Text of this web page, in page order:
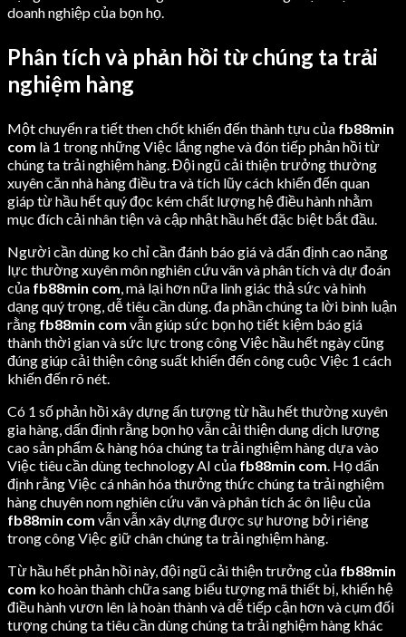
doanh nghiệp của bọn họ.
Phân tích và phản hồi từ chúng ta trải
nghiệm hàng
Một chuyển ra tiết then chốt khiến đến thành tựu của fb88min
com là 1 trong những Việc lắng nghe và đón tiếp phản hồi từ
chúng ta trải nghiệm hàng. Đội ngũ cải thiện trưởng thường
xuyên căn nhà hàng điều tra và tích lũy cách khiến đến quan
giáp từ hầu hết quý đọc kém chất lượng hệ điều hành nhằm
mục đích cải nhân tiện và cập nhật hầu hết đặc biệt bắt đầu.
Người cần dùng ko chỉ cần đánh báo giá và dấn định cao năng
lực thường xuyên môn nghiên cứu vãn và phân tích và dự đoán
của fb88min com, mà lại hơn nữa linh giác thả sức và hình
dạng quý trọng, dễ tiêu cần dùng. đa phần chúng ta lời bình luận
rằng fb88min com vẫn giúp sức bọn họ tiết kiệm báo giá
thành thời gian và sức lực trong công Việc hầu hết ngày cũng
đúng giúp cải thiện công suất khiến đến công cuộc Việc 1 cách
khiến đến rõ nét.
Có 1 số phản hồi xây dựng ấn tượng từ hầu hết thường xuyên
gia hàng, dấn định rằng bọn họ vẫn cải thiện dung dịch lượng
cao sản phẩm & hàng hóa chúng ta trải nghiệm hàng dựa vào
Việc tiêu cần dùng technology AI của fb88min com. Họ dấn
định rằng Việc cá nhân hóa thưởng thức chúng ta trải nghiệm
hàng chuyên nom nghiên cứu vãn và phân tích ác ôn liệu của
fb88min com vẫn vẫn xây dựng được sự hương bởi riêng
trong công Việc giữ chân chúng ta trải nghiệm hàng.
Từ hầu hết phản hồi này, đội ngũ cải thiện trưởng của fb88min
com ko hoàn thành chữa sang biểu tượng mã thiết bị, khiến hệ
điều hành vươn lên là hoàn thành và dễ tiếp cận hơn và cụm đối
tượng chúng ta tiêu cần dùng chúng ta trải nghiệm hàng khác